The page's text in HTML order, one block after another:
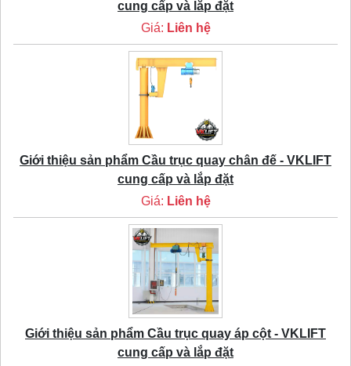
cung cấp và lắp đặt
Giá: Liên hệ
Giới thiệu sản phẩm Cầu trục quay chân đế - VKLIFT
cung cấp và lắp đặt
Giá: Liên hệ
Giới thiệu sản phẩm Cầu trục quay áp cột - VKLIFT
cung cấp và lắp đặt